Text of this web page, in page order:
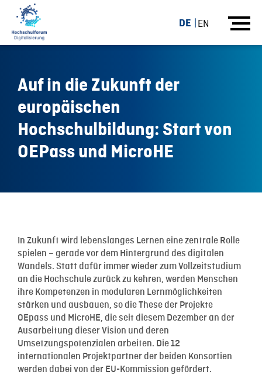
DE EN
Auf in die Zukunft der
europäischen
Hochschulbildung: Start von
OEPass und MicroHE
In Zukunft wird lebenslanges Lernen eine zentrale Rolle
spielen – gerade vor dem Hintergrund des digitalen
Wandels. Statt dafür immer wieder zum Vollzeitstudium
an die Hochschule zurück zu kehren, werden Menschen
ihre Kompetenzen in modularen Lernmöglichkeiten
stärken und ausbauen, so die These der Projekte
OEpass und MicroHE, die seit diesem Dezember an der
Ausarbeitung dieser Vision und deren
Umsetzungspotenzialen arbeiten. Die 12
internationalen Projektpartner der beiden Konsortien
werden dabei von der EU-Kommission gefördert.